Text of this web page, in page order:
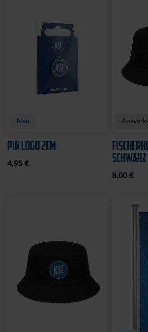
Neu
PIN LOGO 2CM
4,95 €
8,00 €